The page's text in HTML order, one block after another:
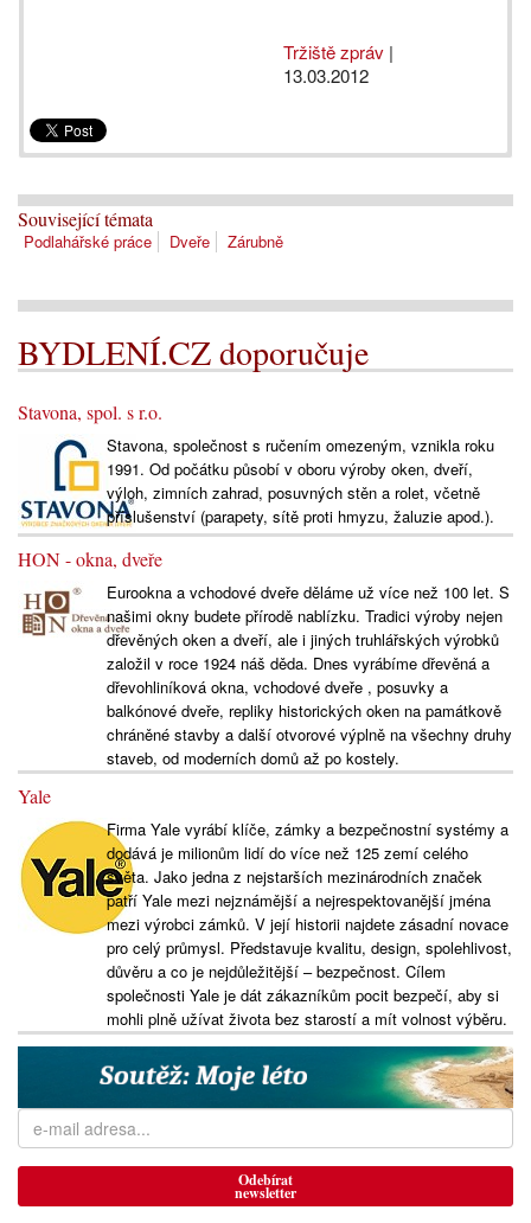
Tržiště zpráv |
13.03.2012
Související témata
Podlahářské práce Dveře Zárubně
BYDLENÍ.CZ doporučuje
Stavona, spol. s r.o.
Stavona, společnost s ručením omezeným, vznikla roku
1991. Od počátku působí v oboru výroby oken, dveří,
výloh, zimních zahrad, posuvných stěn a rolet, včetně
příslušenství (parapety, sítě proti hmyzu, žaluzie apod.).
HON - okna, dveře
Eurookna a vchodové dveře děláme už více než 100 let. S
našimi okny budete přírodě nablízku. Tradici výroby nejen
dřevěných oken a dveří, ale i jiných truhlářských výrobků
založil v roce 1924 náš děda. Dnes vyrábíme dřevěná a
dřevohliníková okna, vchodové dveře , posuvky a
balkónové dveře, repliky historických oken na památkově
chráněné stavby a další otvorové výplně na všechny druhy
staveb, od moderních domů až po kostely.
Yale
Firma Yale vyrábí klíče, zámky a bezpečnostní systémy a
dodává je milionům lidí do více než 125 zemí celého
světa. Jako jedna z nejstarších mezinárodních značek
patří Yale mezi nejznámější a nejrespektovanější jména
mezi výrobci zámků. V její historii najdete zásadní novace
pro celý průmysl. Představuje kvalitu, design, spolehlivost,
důvěru a co je nejdůležitější – bezpečnost. Cílem
společnosti Yale je dát zákazníkům pocit bezpečí, aby si
mohli plně užívat života bez starostí a mít volnost výběru.
Odebírat
newsletter